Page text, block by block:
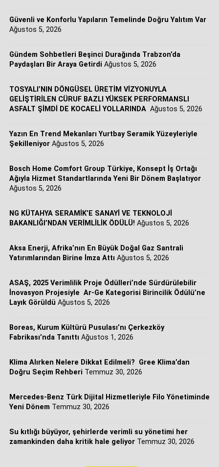
“Müşterilerimizin değişen ihtiyaçlarına en hızlı ve en
Havalandırma ve İklimlendirme) çözüm portföyümüzü
sürekli genişletiyoruz. REHAU Yerden Isıtma Sistemleri
konutlardan ticari yapılara kadar tüm uygulama
alanlarında ‘tek çatı altında bütüncül ve entegre sistem
çözümleri’ sunma iddiamızı pekiştiriyoruz. Müşterilerimiz
sistemlerine, iklimlendirme ihtiyaçlarının tamamını
karşılayan tek bir güvenilir iş ortağı üzerinden, yüksek
Sürdürülebilir ve yüksek verimli iklimlendirme çözümlerini
REHAU Yerden Isıtma Sistemleri ile gerçekleştirdiği bu
stratejik ortaklıkla HVAC (Isıtma, Havalandırma ve
Yapılan anlaşma doğrultusunda şirket konutlardan ticari
yapılara kadar farklı uygulama alanlarında müşterilerine
tek çatı altında daha kapsamlı, entegre ve bütüncül sistem
Güvenli ve Konforlu Yapıların Temelinde Doğru Yalıtım Var
Ağustos 5, 2026
Gündem Sohbetleri Beşinci Durağında Trabzon’da
Paydaşları Bir Araya Getirdi Ağustos 5, 2026
TOSYALI’NIN DÖNGÜSEL ÜRETİM VİZYONUYLA
GELİŞTİRİLEN CÜRUF BAZLI YÜKSEK PERFORMANSLI
ASFALT ŞİMDİ DE KOCAELİ YOLLARINDA Ağustos 5, 2026
Yazın En Trend Mekanları Yurtbay Seramik Yüzeyleriyle
Şekilleniyor Ağustos 5, 2026
Bosch Home Comfort Group Türkiye, Konsept İş Ortağı
Ağıyla Hizmet Standartlarında Yeni Bir Dönem Başlatıyor
Ağustos 5, 2026
NG KÜTAHYA SERAMİK’E SANAYİ VE TEKNOLOJİ
BAKANLIĞI’NDAN VERİMLİLİK ÖDÜLÜ! Ağustos 5, 2026
Aksa Enerji, Afrika’nın En Büyük Doğal Gaz Santrali
Yatırımlarından Birine İmza Attı Ağustos 5, 2026
ASAŞ, 2025 Verimlilik Proje Ödülleri’nde Sürdürülebilir
İnovasyon Projesiyle Ar-Ge Kategorisi Birincilik Ödülü’ne
Layık Görüldü Ağustos 5, 2026
Boreas, Kurum Kültürü Pusulası’nı Çerkezköy
Fabrikası’nda Tanıttı Ağustos 1, 2026
Klima Alırken Nelere Dikkat Edilmeli? Gree Klima’dan
Doğru Seçim Rehberi Temmuz 30, 2026
Mercedes-Benz Türk Dijital Hizmetleriyle Filo Yönetiminde
Yeni Dönem Temmuz 30, 2026
Su kıtlığı büyüyor, şehirlerde verimli su yönetimi her
zamankinden daha kritik hale geliyor Temmuz 30, 2026